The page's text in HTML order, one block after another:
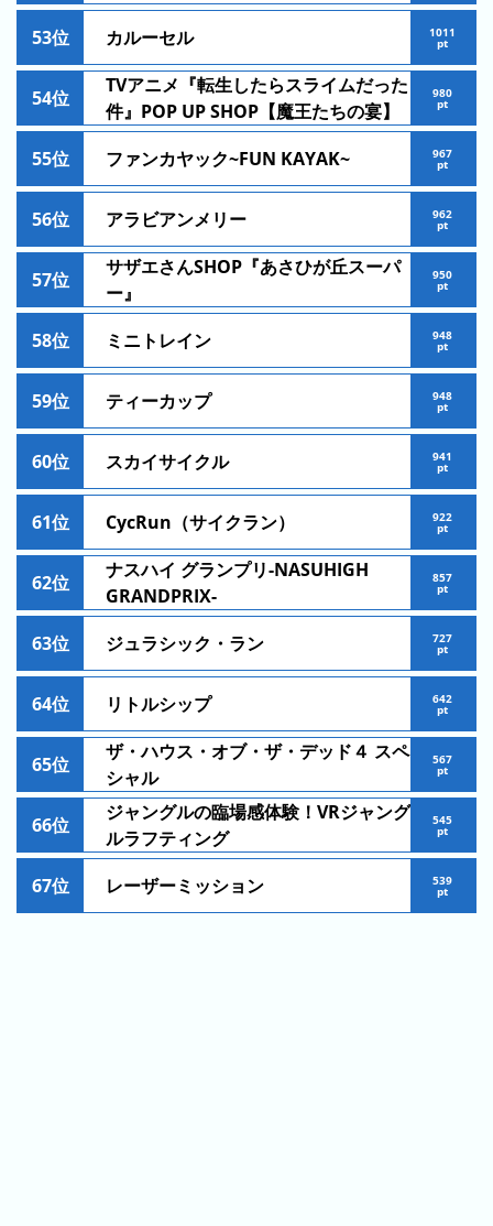
週
間
日
前
日
前
3
前
4
日
前
5
日
前
6
日
前
7
日
前
2026
年
ご
と)
2025
53位 カルーセル 1011
pt
54位
TVアニメ『転生したらスライムだった
件』POP UP SHOP【魔王たちの宴】
980
pt
55位 ファンカヤック~FUN KAYAK~ 967
pt
56位 アラビアンメリー 962
pt
57位
サザエさんSHOP『あさひが丘スーパ
ー』
950
pt
58位 ミニトレイン 948
pt
59位 ティーカップ 948
pt
60位 スカイサイクル 941
pt
61位 CycRun（サイクラン） 922
pt
62位
ナスハイ グランプリ-NASUHIGH
GRANDPRIX-
857
pt
63位 ジュラシック・ラン 727
pt
64位 リトルシップ 642
pt
65位
ザ・ハウス・オブ・ザ・デッド４ スペ
シャル
567
pt
66位
ジャングルの臨場感体験！VRジャング
ルラフティング
545
pt
67位 レーザーミッション 539
pt